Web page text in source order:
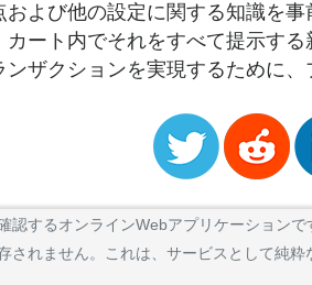
よび他の設定に関する知識を
ート内でそれをすべて提示す
ザクションを実現するために
認するオンラインWebアプリケーション
されません。これは、サービスとして純